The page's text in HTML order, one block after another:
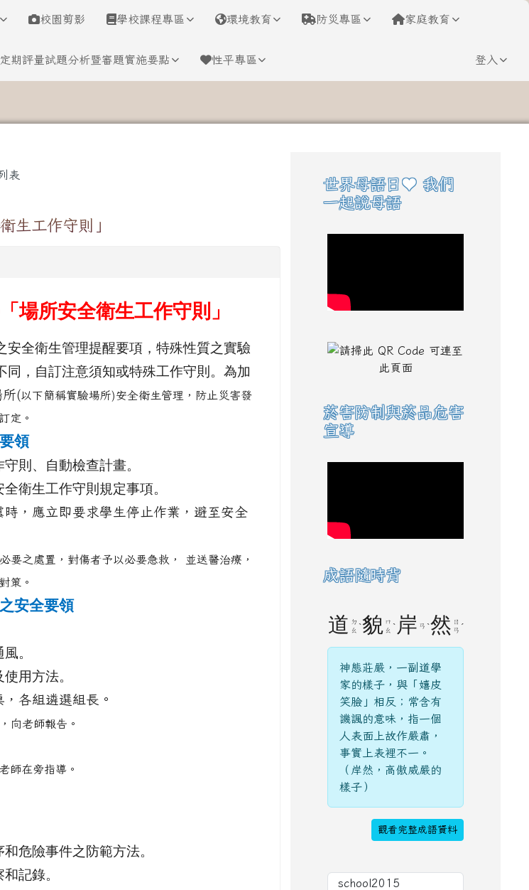
校園剪影 學校課程專區 環境教育 防災專區 家庭教育
定期評量試題分析暨審題實施要點 性平專區 登入
表
生工作守則」
場所安全衛生工作守則」
全衛生管理提醒要項，特殊性質之實驗
，自訂注意須知或特殊工作守則。為加
所(以下簡稱實驗場所)安全衛生管理，防止災害發
定。
領
則、自動檢查計畫。
衛生工作守則規定事項。
，應立即要求學生停止作業，避至安全
要之處置，對傷者予以必要急救， 並送醫治療，
策。
安全要領
。
用方法。
各組遴選組長。
向老師報告。
師在旁指導。
危險事件之防範方法。
記錄。
右邊區域內容
世界母語日♥ 我們
一起說母語
菸害防制與菸品危害
宣導
成語隨時背
道 ㄉ
ㄠ ˋ貌 ㄇ
ㄠ ˋ 岸 ㄢ ˋ然 ㄖ
ㄢ ˊ
神態莊嚴，一副道學
家的樣子，與「嬉皮
笑臉」相反；常含有
譏諷的意味，指一個
人表面上故作嚴肅，
事實上表裡不一。
（岸然，高傲威嚴的
樣子）
觀看完整成語資料